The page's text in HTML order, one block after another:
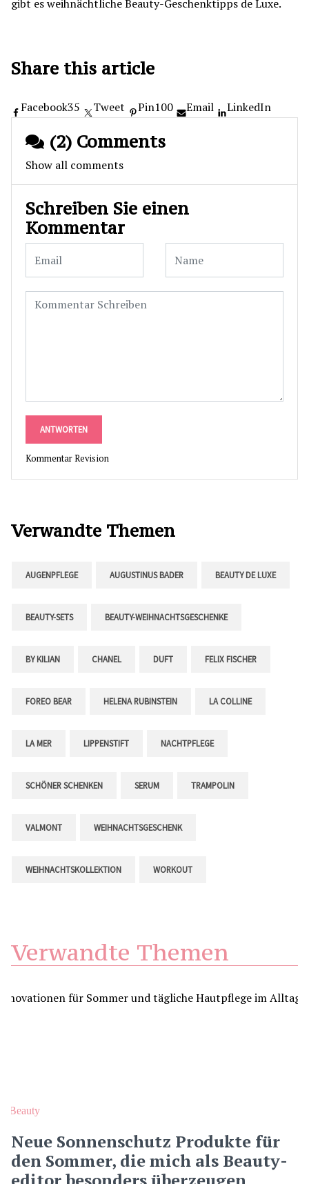
Share this article
Facebook35 Tweet Pin100 Email LinkedIn
(2) Comments
Show all comments
Schreiben Sie einen
Kommentar
ANTWORTEN
Kommentar Revision
Verwandte Themen
AUGENPFLEGE AUGUSTINUS BADER BEAUTY DE LUXE
BEAUTY-SETS BEAUTY-WEIHNACHTSGESCHENKE
BY KILIAN CHANEL DUFT FELIX FISCHER
FOREO BEAR HELENA RUBINSTEIN LA COLLINE
LA MER LIPPENSTIFT NACHTPFLEGE
SCHÖNER SCHENKEN SERUM TRAMPOLIN
VALMONT WEIHNACHTSGESCHENK
WEIHNACHTSKOLLEKTION WORKOUT
Verwandte Themen
Beauty
Neue Sonnenschutz Produkte für
den Sommer, die mich als Beauty-